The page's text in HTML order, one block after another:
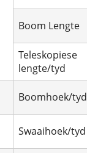
Boom Lengte
Teleskopiese
lengte/tyd
Boomhoek/tyd
Swaaihoek/tyd